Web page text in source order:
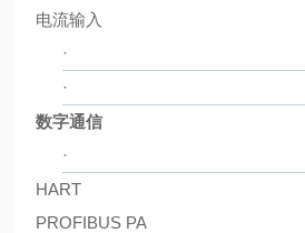
电流输入
·
·
数字通信
·
HART
PROFIBUS PA